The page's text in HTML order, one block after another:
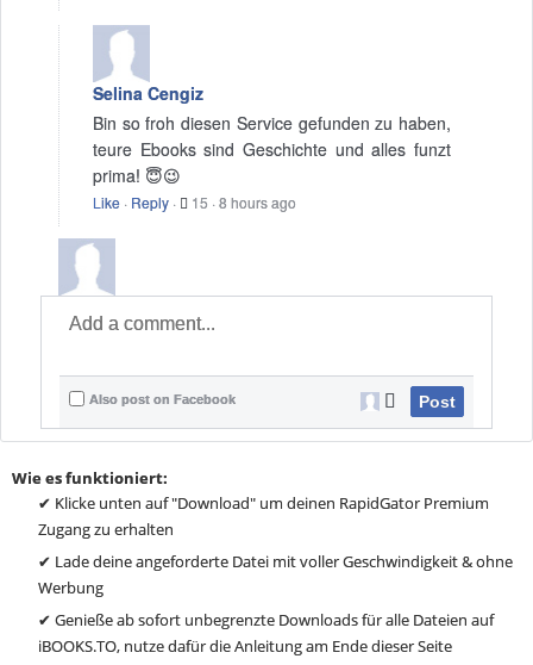
Selina Cengiz
Bin so froh diesen Service gefunden zu haben,
teure Ebooks sind Geschichte und alles funzt
prima! 😇😉
Like · Reply · 15 ·8 hours ago
Also post on Facebook Post
Wie es funktioniert:
✔ Klicke unten auf "Download" um deinen RapidGator Premium
Zugang zu erhalten
✔ Lade deine angeforderte Datei mit voller Geschwindigkeit & ohne
Werbung
✔ Genieße ab sofort unbegrenzte Downloads für alle Dateien auf
iBOOKS.TO, nutze dafür die Anleitung am Ende dieser Seite